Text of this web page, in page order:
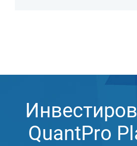
QuantPro